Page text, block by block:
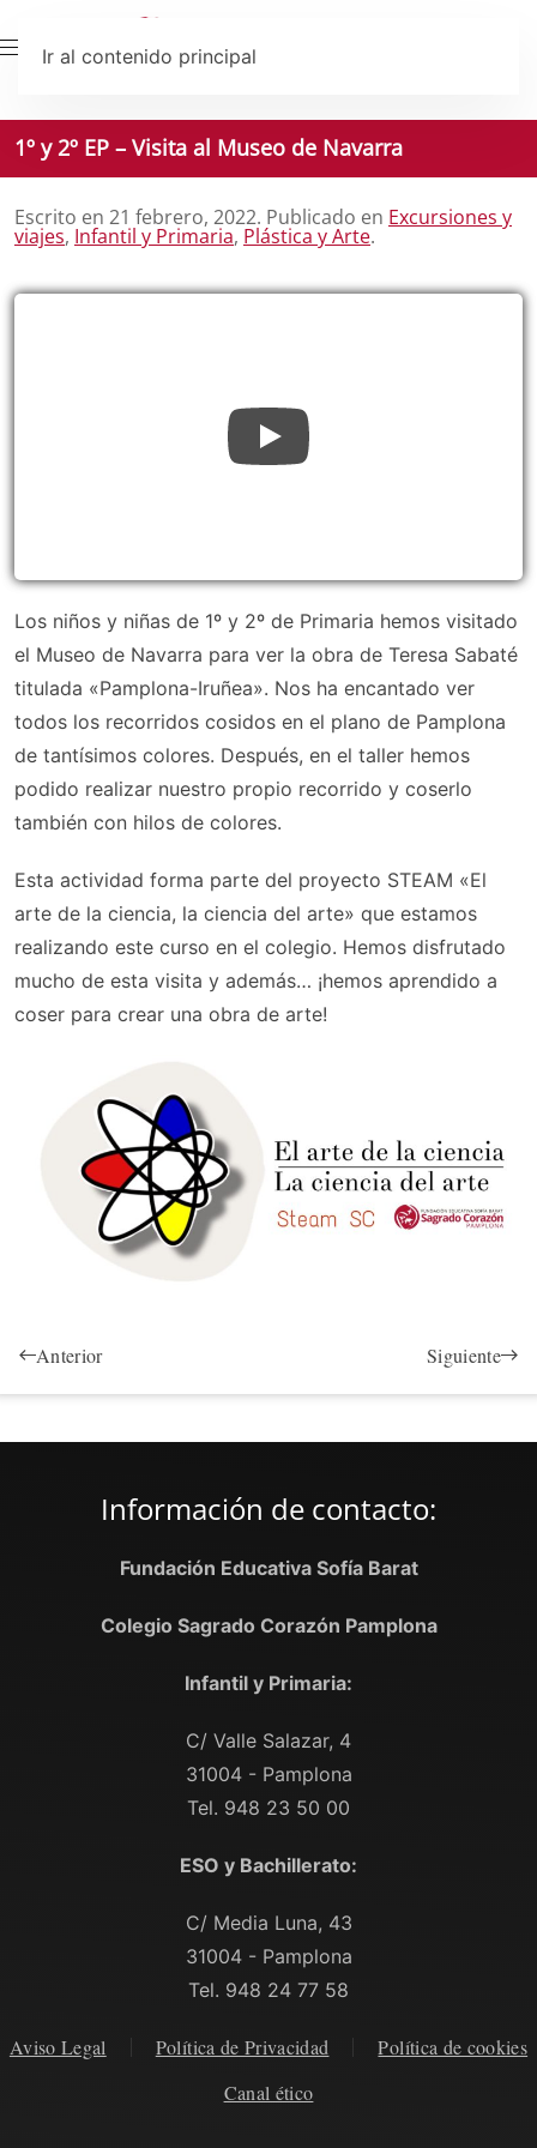
Ir al contenido principal
1º y 2º EP – Visita al Museo de Navarra
Escrito en 21 febrero, 2022. Publicado en Excursiones y
viajes, Infantil y Primaria, Plástica y Arte.
Los niños y niñas de 1º y 2º de Primaria hemos visitado
el Museo de Navarra para ver la obra de Teresa Sabaté
titulada «Pamplona-Iruñea». Nos ha encantado ver
todos los recorridos cosidos en el plano de Pamplona
de tantísimos colores. Después, en el taller hemos
podido realizar nuestro propio recorrido y coserlo
también con hilos de colores.
Esta actividad forma parte del proyecto STEAM «El
arte de la ciencia, la ciencia del arte» que estamos
realizando este curso en el colegio. Hemos disfrutado
mucho de esta visita y además… ¡hemos aprendido a
coser para crear una obra de arte!
Anterior Siguiente
Información de contacto:
Fundación Educativa Sofía Barat
Colegio Sagrado Corazón Pamplona
Infantil y Primaria:
C/ Valle Salazar, 4
31004 - Pamplona
Tel. 948 23 50 00
ESO y Bachillerato:
C/ Media Luna, 43
31004 - Pamplona
Tel. 948 24 77 58
Aviso Legal Política de Privacidad
Política de cookies
Canal ético